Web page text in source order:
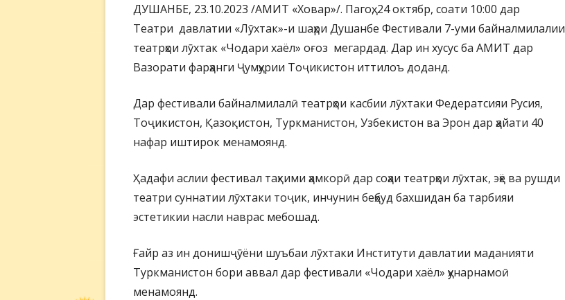
ДУШАНБЕ, 23.10.2023 /АМИТ «Ховар»/. Пагоҳ, 24 октябр, соати 10:00 дар
Театри давлатии «Лӯхтак»-и шаҳри Душанбе Фестивали 7-уми байналмилалии
театрҳои лӯхтак «Чодари хаёл» оғоз мегардад. Дар ин хусус ба АМИТ дар
Вазорати фарҳанги Ҷумҳурии Тоҷикистон иттилоъ доданд.
Дар фестивали байналмилалӣ театрҳои касбии лӯхтаки Федератсияи Русия,
Тоҷикистон, Қазоқистон, Туркманистон, Узбекистон ва Эрон дар ҳайати 40
нафар иштирок менамоянд.
Ҳадафи аслии фестивал таҳкими ҳамкорӣ дар соҳаи театрҳои лӯхтак, эҳё ва рушди
театри суннатии лӯхтаки тоҷик, инчунин беҳбуд бахшидан ба тарбияи
эстетикии насли наврас мебошад.
Ғайр аз ин донишҷӯёни шуъбаи лӯхтаки Институти давлатии маданияти
Туркманистон бори аввал дар фестивали «Чодари хаёл» ҳунарнамоӣ
менамоянд.